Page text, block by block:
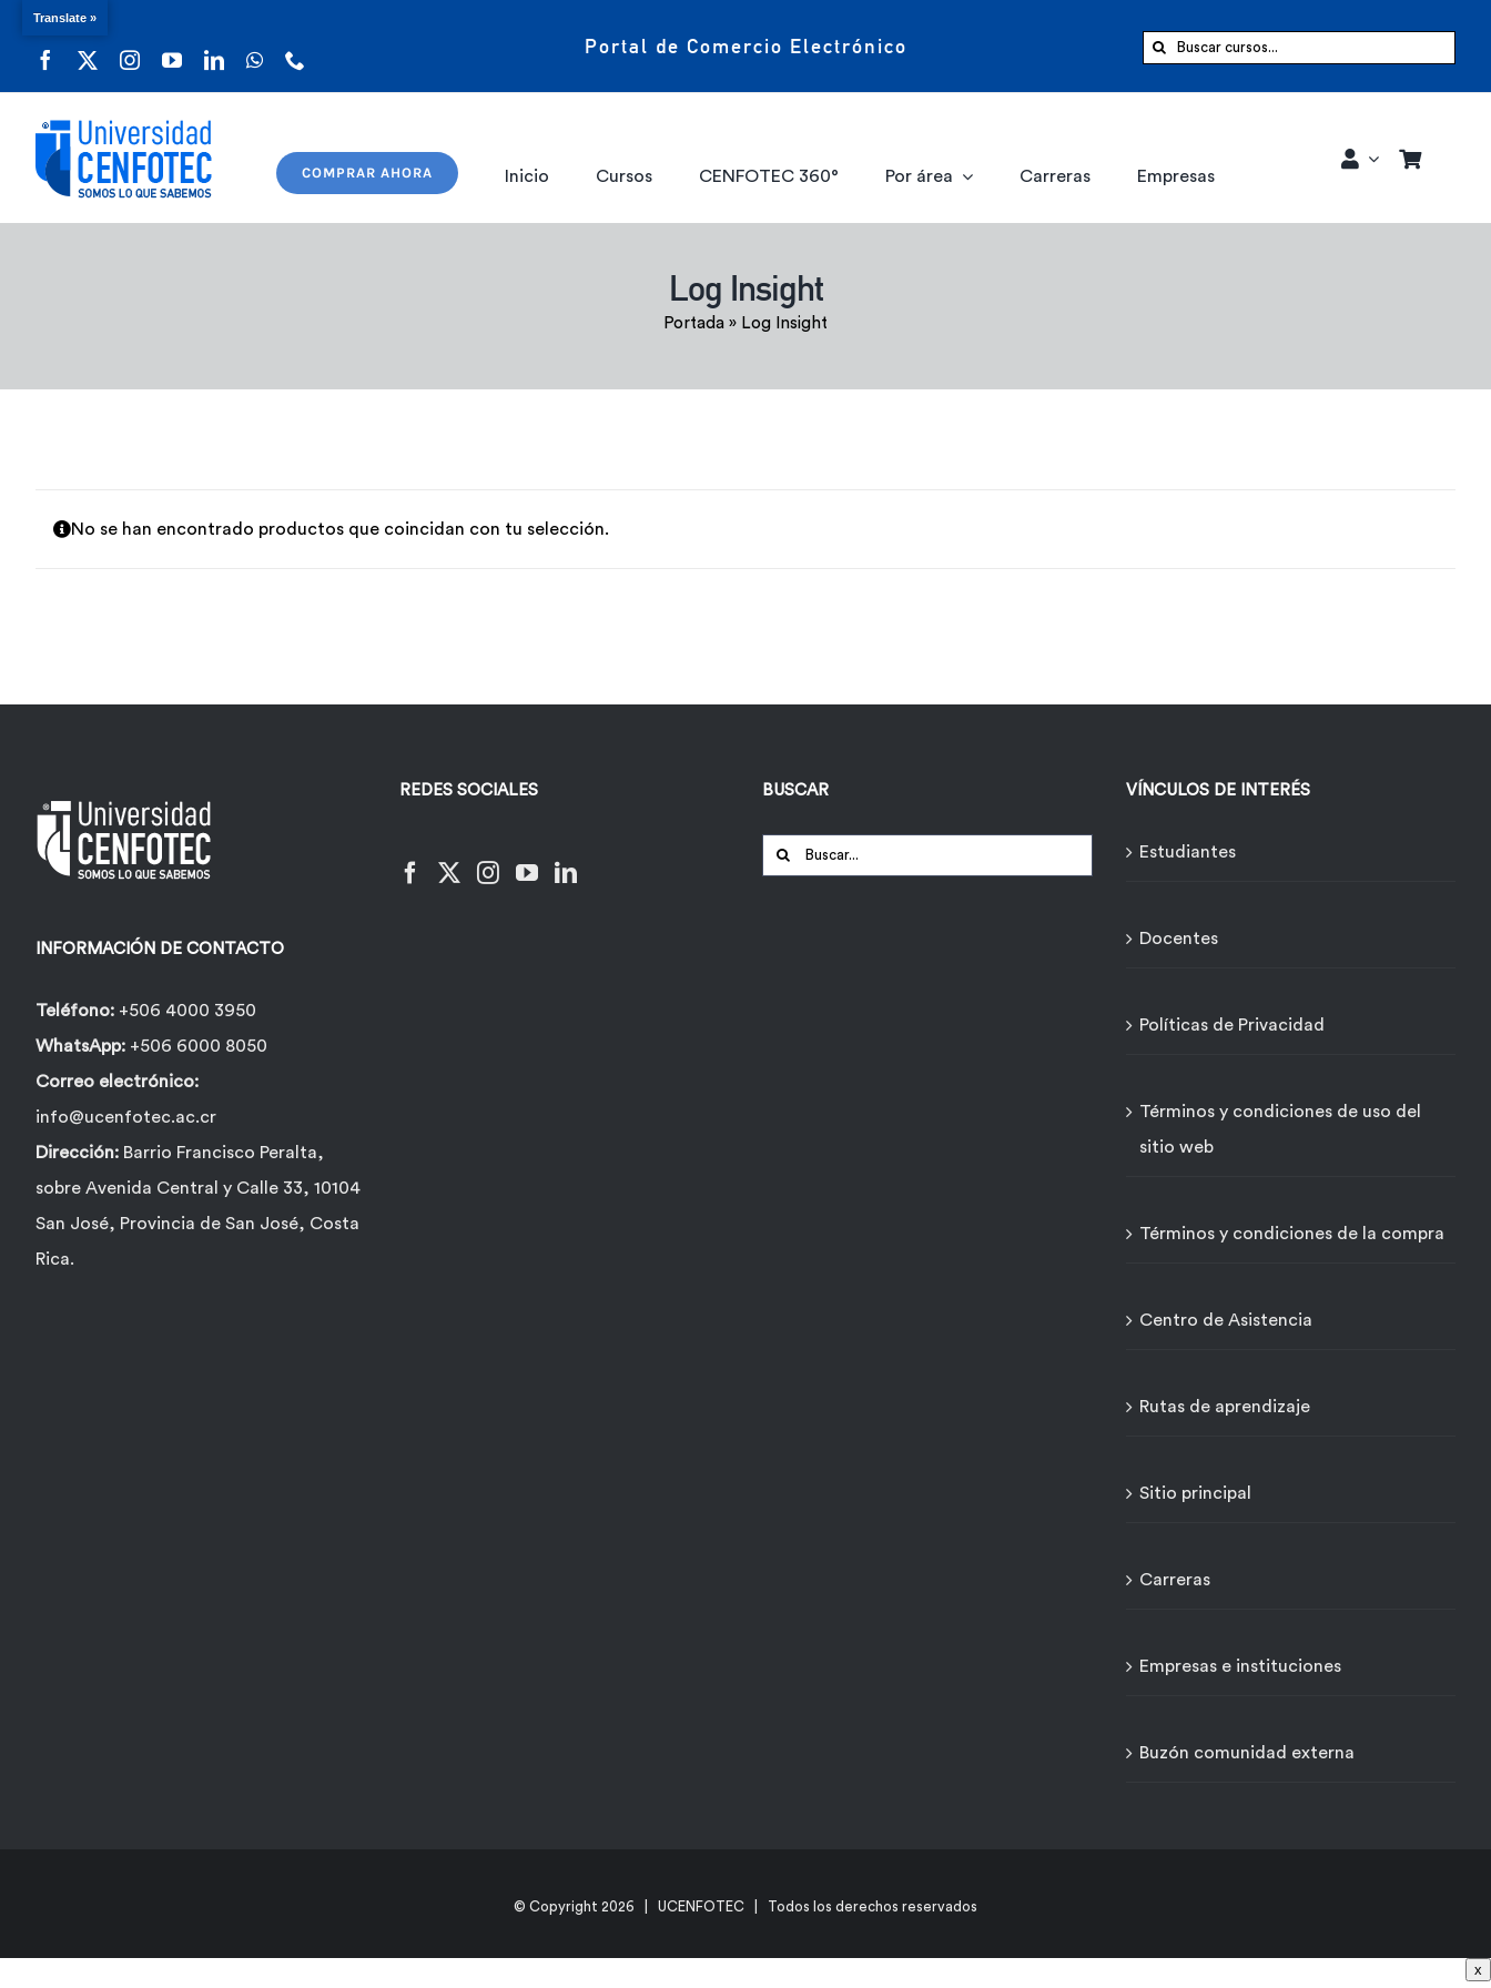
Portal de Comercio Electrónico Buscar:
COMPRAR AHORA Inicio Cursos CENFOTEC 360° Por área Carreras Empresas
Log Insight
Portada » Log Insight
No se han encontrado productos que coincidan con tu selección.
INFORMACIÓN DE CONTACTO
Teléfono: +506 4000 3950
WhatsApp: +506 6000 8050
Correo electrónico:
info@ucenfotec.ac.cr
Dirección: Barrio Francisco Peralta,
sobre Avenida Central y Calle 33, 10104
San José, Provincia de San José, Costa
Rica.
REDES SOCIALES BUSCAR
Buscar:
VÍNCULOS DE INTERÉS
Estudiantes
Docentes
Políticas de Privacidad
Términos y condiciones de uso del
sitio web
Términos y condiciones de la compra
Centro de Asistencia
Rutas de aprendizaje
Sitio principal
Carreras
Empresas e instituciones
Buzón comunidad externa
© Copyright 2026 | UCENFOTEC | Todos los derechos reservados
Translate »
x